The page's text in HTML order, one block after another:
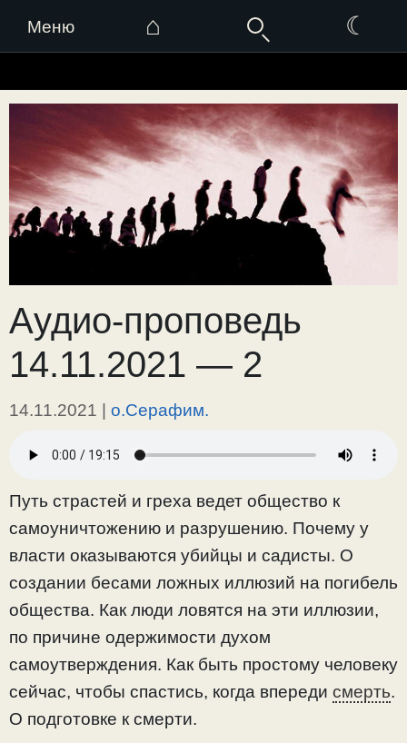
Меню ⌂ ☾
к
Аудио-проповедь
14.11.2021 — 2
14.11.2021 | о.Серафим.
Путь страстей и греха ведет общество к
самоуничтожению и разрушению. Почему у
власти оказываются убийцы и садисты. О
создании бесами ложных иллюзий на погибель
общества. Как люди ловятся на эти иллюзии,
по причине одержимости духом
самоутверждения. Как быть простому человеку
сейчас, чтобы спастись, когда впереди смерть.
О подготовке к смерти.